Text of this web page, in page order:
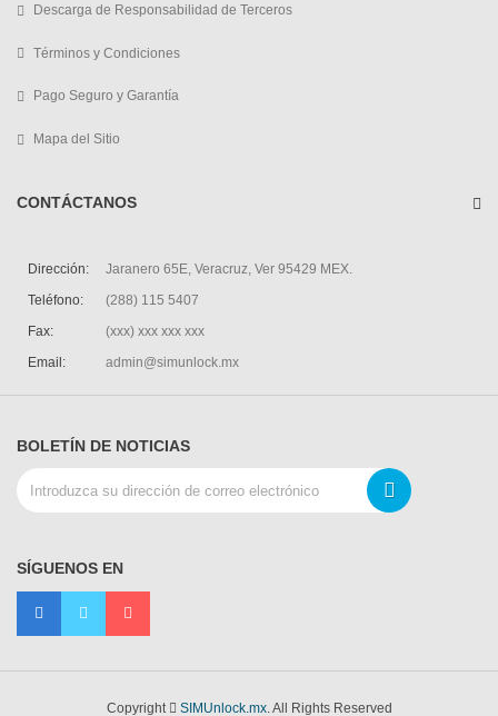
Descarga de Responsabilidad de Terceros
Términos y Condiciones
Pago Seguro y Garantía
Mapa del Sitio
CONTÁCTANOS
Dirección:
Jaranero 65E, Veracruz, Ver 95429 MEX.
Teléfono:
(288) 115 5407
Fax:
(xxx) xxx xxx xxx
Email:
admin@simunlock.mx
BOLETÍN DE NOTICIAS
SÍGUENOS EN
Copyright SIMUnlock.mx. All Rights Reserved